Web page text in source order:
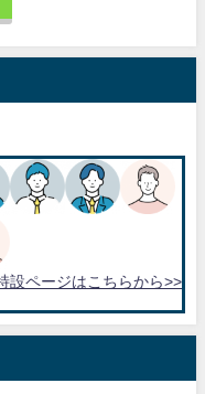
設ページはこちらから>>